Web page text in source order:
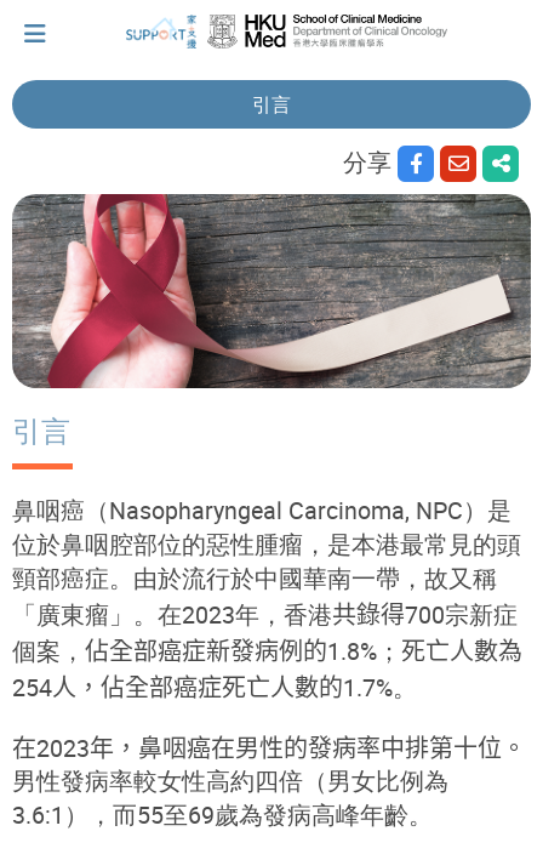
讓我們與你並肩而行。
擁抱每刻，留住這愛。
輕鬆一下，充下電啦！
小貼士‧「家」資源
引言
分享
引言
鼻咽癌（Nasopharyngeal Carcinoma, NPC）是
位於鼻咽腔部位的惡性腫瘤，是本港最常見的頭
頸部癌症。由於流行於中國華南一帶，故又稱
「廣東瘤」。 在2023年， 香港共錄得700宗新症
個案， 佔全部癌症新發病例的1.8%； 死亡人數為
254人，佔全部癌症死亡人數的1.7%。
在2023年，鼻咽癌在男性的發病率中排第十位。
男性發病率較女性高約四倍（男女比例為
3.6:1），而55至69歲為發病高峰年齡。